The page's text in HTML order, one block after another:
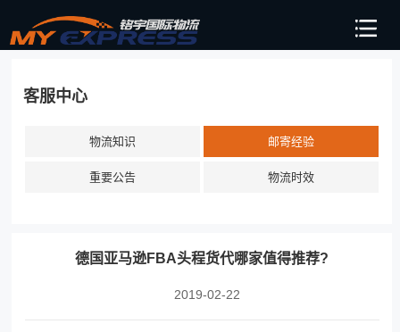
客服中心
物流知识 邮寄经验
重要公告 物流时效
德国亚马逊FBA头程货代哪家值得推荐?
2019-02-22